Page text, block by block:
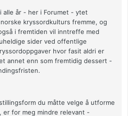
alle år - her i Forumet - ytet
kryssordkulturs fremme, og
i fremtiden vil inntreffe med
sider ved offentlige
hvor fasit aldri er
annet enn som fremtidig dessert -
du måtte velge å utforme
er for meg mindre relevant -